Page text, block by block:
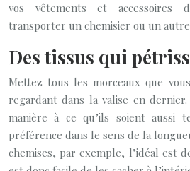
vos vêtements et accessoires
transporter un chemisier ou un
Des tissus qui
Mettez tous les morceaux que
regardant dans la valise en
manière à ce qu’ils soient aussi
préférence dans le sens de la
chemises, par exemple, l’idéal est